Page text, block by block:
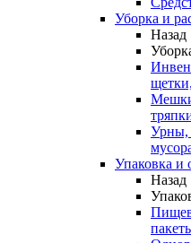
Уборка и
Назад
Мешки
Урны,
Упаковка и
Назад